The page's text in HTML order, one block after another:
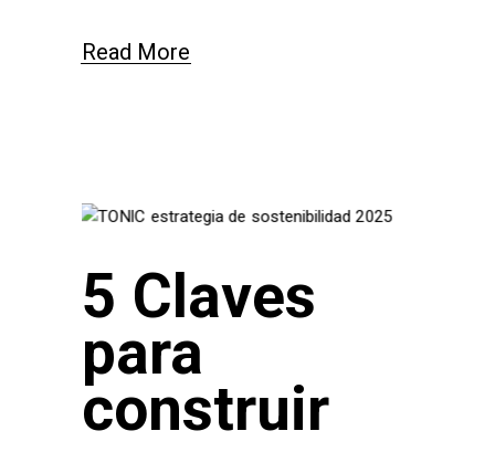
Read More
5 Claves
para
construir